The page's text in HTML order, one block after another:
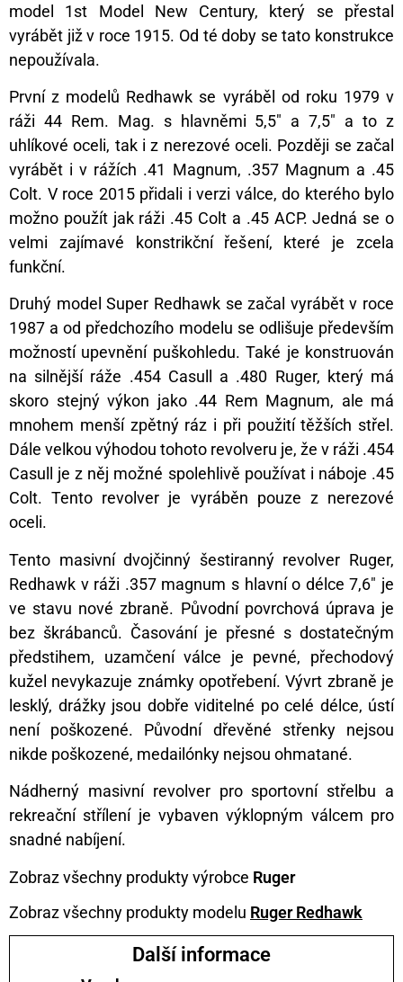
model 1st Model New Century, který se přestal
vyrábět již v roce 1915. Od té doby se tato konstrukce
nepoužívala.
První z modelů Redhawk se vyráběl od roku 1979 v
ráži 44 Rem. Mag. s hlavněmi 5,5″ a 7,5″ a to z
uhlíkové oceli, tak i z nerezové oceli. Později se začal
vyrábět i v rážích .41 Magnum, .357 Magnum a .45
Colt. V roce 2015 přidali i verzi válce, do kterého bylo
možno použít jak ráži .45 Colt a .45 ACP. Jedná se o
velmi zajímavé konstrikční řešení, které je zcela
funkční.
Druhý model Super Redhawk se začal vyrábět v roce
1987 a od předchozího modelu se odlišuje především
možností upevnění puškohledu. Také je konstruován
na silnější ráže .454 Casull a .480 Ruger, který má
skoro stejný výkon jako .44 Rem Magnum, ale má
mnohem menší zpětný ráz i při použití těžších střel.
Dále velkou výhodou tohoto revolveru je, že v ráži .454
Casull je z něj možné spolehlivě používat i náboje .45
Colt. Tento revolver je vyráběn pouze z nerezové
oceli.
Tento masivní dvojčinný šestiranný revolver Ruger,
Redhawk v ráži .357 magnum s hlavní o délce 7,6″ je
ve stavu nové zbraně. Původní povrchová úprava je
bez škrábanců. Časování je přesné s dostatečným
předstihem, uzamčení válce je pevné, přechodový
kužel nevykazuje známky opotřebení. Vývrt zbraně je
lesklý, drážky jsou dobře viditelné po celé délce, ústí
není poškozené. Původní dřevěné střenky nejsou
nikde poškozené, medailónky nejsou ohmatané.
Nádherný masivní revolver pro sportovní střelbu a
rekreační střílení je vybaven výklopným válcem pro
snadné nabíjení.
Zobraz všechny produkty výrobce Ruger
Zobraz všechny produkty modelu Ruger Redhawk
Další informace